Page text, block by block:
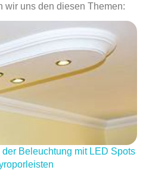
wir uns den diesen Themen:
Beleuchtung mit LED Spots